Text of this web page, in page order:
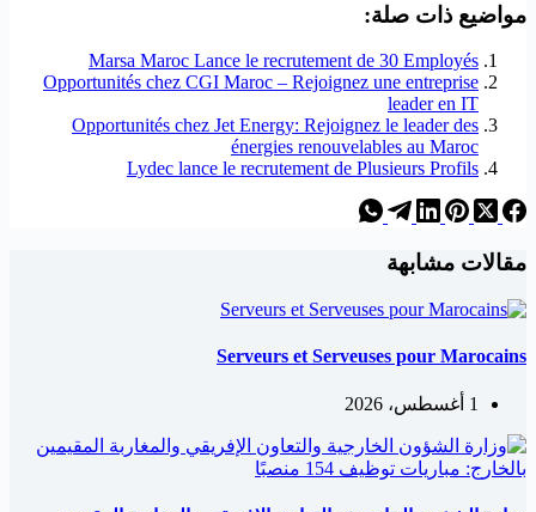
مواضيع ذات صلة:
Marsa Maroc Lance le recrutement de 30 Employés
Opportunités chez CGI Maroc – Rejoignez une entreprise
leader en IT
Opportunités chez Jet Energy: Rejoignez le leader des
énergies renouvelables au Maroc
Lydec lance le recrutement de Plusieurs Profils
مقالات مشابهة
Serveurs et Serveuses pour Marocains
1 أغسطس، 2026